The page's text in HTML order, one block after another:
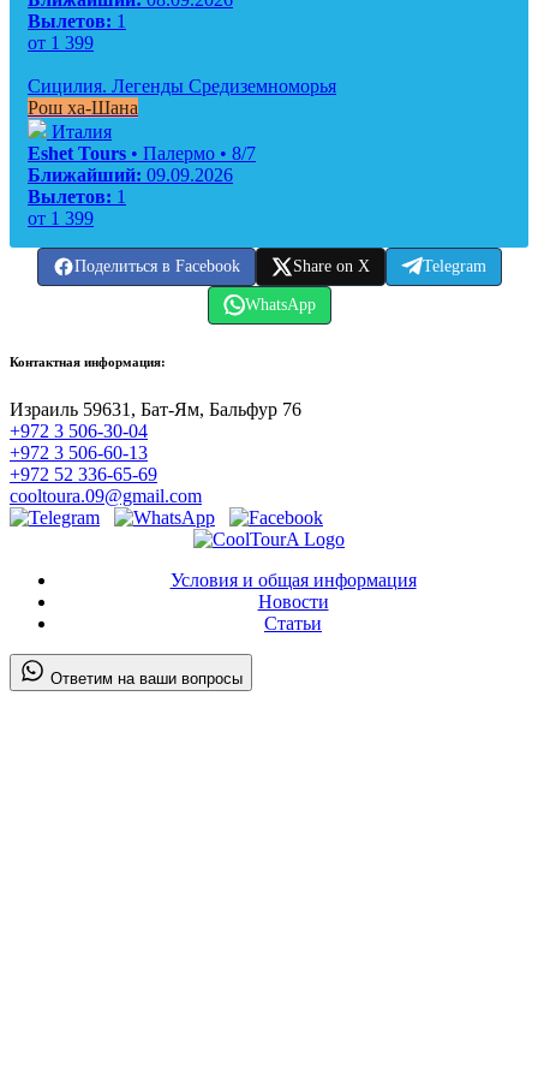
Вылетов: 1
от 1 399
Сицилия. Легенды Средиземноморья
Рош ха-Шана
Италия
Eshet Tours • Палермо • 8/7
Ближайший: 09.09.2026
Вылетов: 1
от 1 399
Поделиться в Facebook Share on X Telegram
WhatsApp
Контактная информация:
Израиль 59631, Бат-Ям, Бальфур 76
+972 3 506-30-04
+972 3 506-60-13
+972 52 336-65-69
cooltoura.09@gmail.com
Условия и общая информация
Новости
Статьи
Ответим на ваши вопросы